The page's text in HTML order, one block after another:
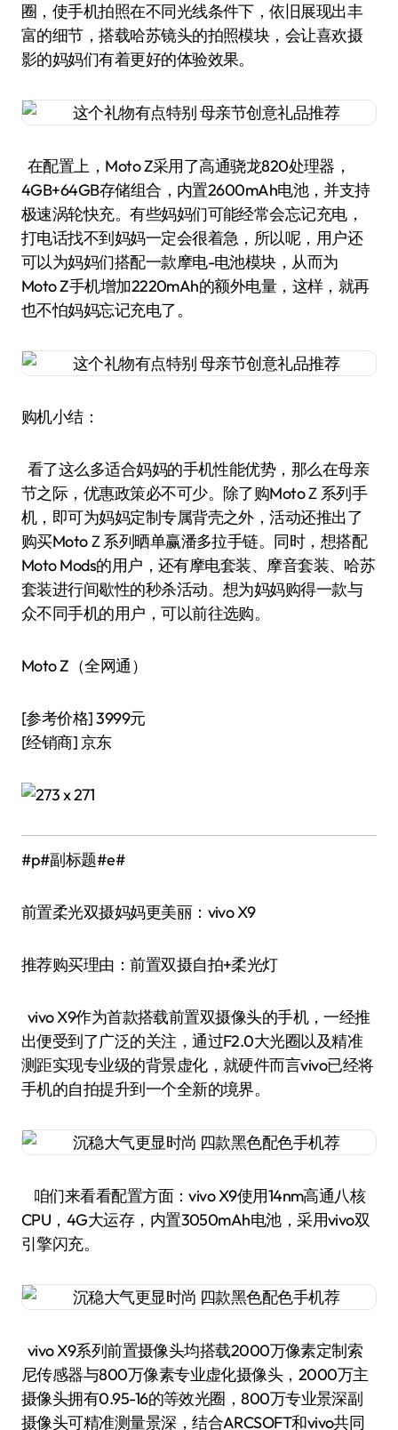
圈，使手机拍照在不同光线条件下，依旧展现出丰
富的细节，搭载哈苏镜头的拍照模块，会让喜欢摄
影的妈妈们有着更好的体验效果。
在配置上，Moto Z采用了高通骁龙820处理器，
4GB+64GB存储组合，内置2600mAh电池，并支持
极速涡轮快充。有些妈妈们可能经常会忘记充电，
打电话找不到妈妈一定会很着急，所以呢，用户还
可以为妈妈们搭配一款摩电-电池模块，从而为
Moto Z手机增加2220mAh的额外电量，这样，就再
也不怕妈妈忘记充电了。
购机小结：
看了这么多适合妈妈的手机性能优势，那么在母亲
节之际，优惠政策必不可少。除了购MotoＺ系列手
机，即可为妈妈定制专属背壳之外，活动还推出了
购买MotoＺ系列晒单赢潘多拉手链。同时，想搭配
Moto Mods的用户，还有摩电套装、摩音套装、哈苏
套装进行间歇性的秒杀活动。想为妈妈购得一款与
众不同手机的用户，可以前往选购。
Moto Z（全网通）
[参考价格] 3999元
[经销商] 京东
#p#副标题#e#
前置柔光双摄妈妈更美丽：vivo X9
推荐购买理由：前置双摄自拍+柔光灯
vivo X9作为首款搭载前置双摄像头的手机，一经推
出便受到了广泛的关注，通过F2.0大光圈以及精准
测距实现专业级的背景虚化，就硬件而言vivo已经将
手机的自拍提升到一个全新的境界。
咱们来看看配置方面：vivo X9使用14nm高通八核
CPU，4G大运存，内置3050mAh电池，采用vivo双
引擎闪充。
vivo X9系列前置摄像头均搭载2000万像素定制索
尼传感器与800万像素专业虚化摄像头，2000万主
摄像头拥有0.95-16的等效光圈，800万专业景深副
摄像头可精准测量景深，结合ARCSOFT和vivo共同